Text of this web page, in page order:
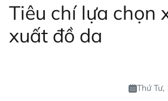
Tiêu chí lựa chọn
xuất đồ da
Thứ Tư,